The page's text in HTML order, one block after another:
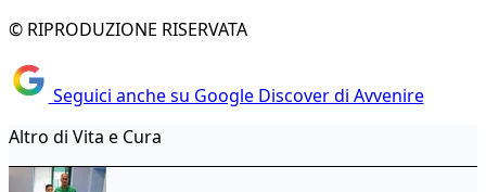
© RIPRODUZIONE RISERVATA
Seguici anche su Google Discover di Avvenire
Altro di Vita e Cura